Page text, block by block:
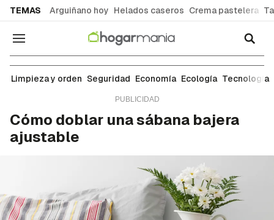
TEMAS Arguiñano hoy Helados caseros Crema pastelera
Navegación
Ropa y tejidos
Limpieza y orden Seguridad Economía Ecología Tecnología
Cómo doblar una sábana bajera
ajustable